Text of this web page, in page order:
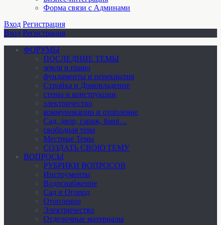
Форма связи с Админами
Вход Регистрация
Вход Регистрация
ФОРУМЫ
ПОСЛЕДНИЕ ТЕМЫ
земля и право
фундаменты и перекрытия
Стройка и Домовладение
стены и конструкции
электричество
коммуникации и отопление
Cад, двор, гараж, баня…
свободная тема
Местные Темы
СОЗДАТЬ СВОЮ ТЕМУ
ВОПРОСЫ
РУБРИКИ ВОПРОСОВ
Инструменты
Водоснабжение
Сад и Огород
Отопление
Электричество
Отделочные материалы